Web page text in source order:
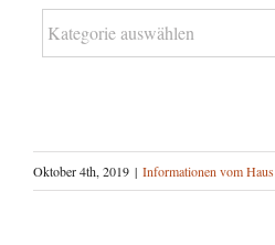
Kategorien
Oktober 4th, 2019 | Informationen vom Haus